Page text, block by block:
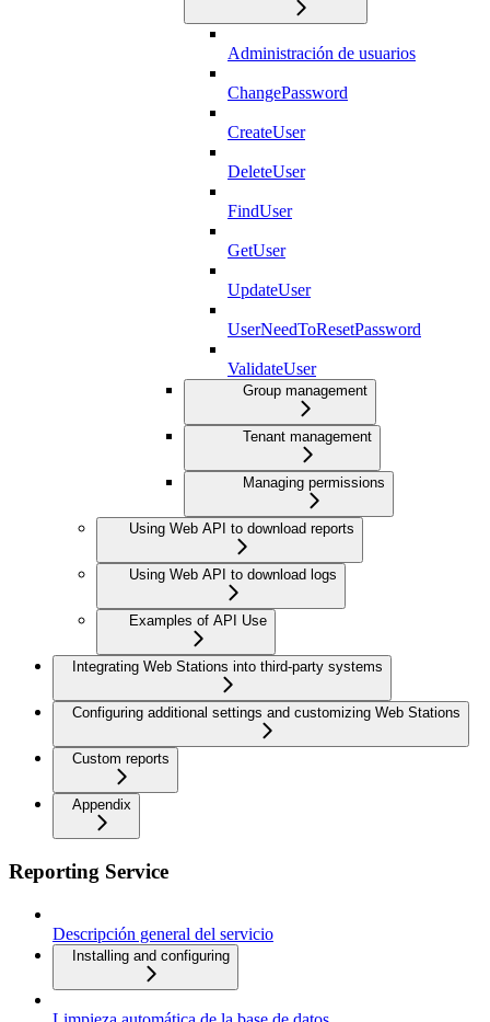
Administración de usuarios
ChangePassword
CreateUser
DeleteUser
FindUser
GetUser
UpdateUser
UserNeedToResetPassword
ValidateUser
Group management
Tenant management
Managing permissions
Using Web API to download reports
Using Web API to download logs
Examples of API Use
Integrating Web Stations into third-party systems
Configuring additional settings and customizing Web Stations
Custom reports
Appendix
Reporting Service
Descripción general del servicio
Installing and configuring